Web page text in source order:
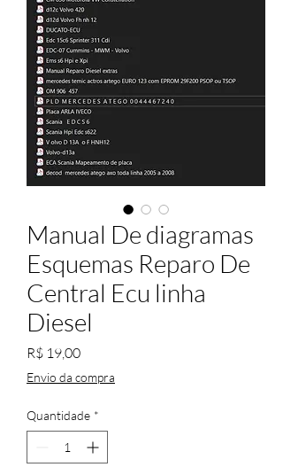
Manual De diagramas
Esquemas Reparo De
Central Ecu linha
Diesel
R$ 19,00Preço
Envio da compra
Quantidade *